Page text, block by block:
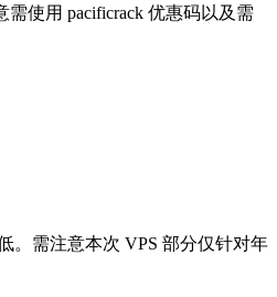
使用 pacificrack 优惠码以及需
。需注意本次 VPS 部分仅针对年